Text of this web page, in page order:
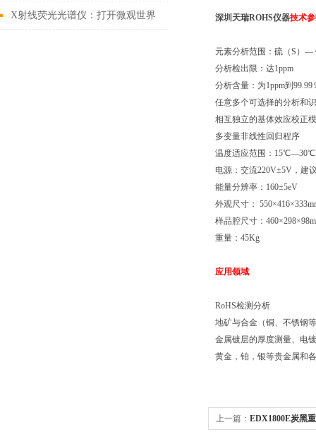
X射线荧光光谱仪：打开微观世界 深圳天瑞ROHS仪器技术
元素分析范围：硫（S）—
分析检出限：达1ppm
分析含量：为1ppm到99.99
任意多个可选择的分析和
相互独立的基体效应校正
多变量非线性回归程序
温度适应范围：15℃—30℃
电源：交流220V±5V，建
能量分辨率：160±5eV
外观尺寸：
样品腔尺寸：
重量：45Kg
应用领域
RoHS检测分析
地矿与合金（铜、不锈钢
金属镀层的厚度测量、电
黄金，铂，银等贵金属和
上一篇： EDX1800E炭黑